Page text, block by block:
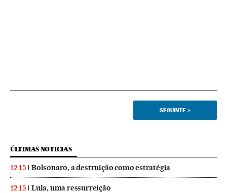
SEGUINTE >
ÚLTIMAS NOTICIAS
12:15 Bolsonaro, a destruição como estratégia
12:15 Lula, uma ressurreição